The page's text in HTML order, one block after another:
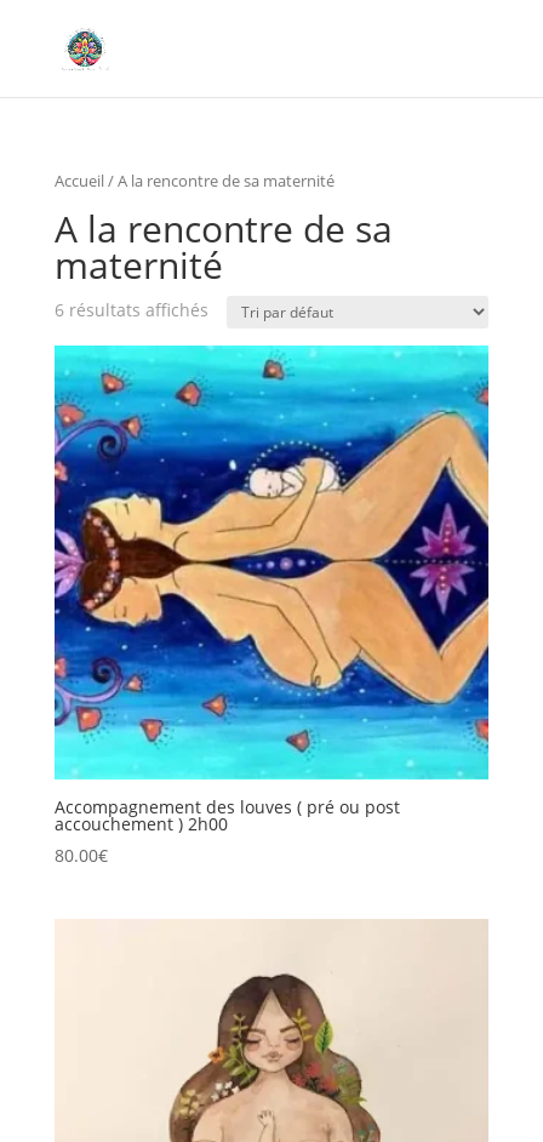
Accueil/ A la rencontre de sa maternité
A la rencontre de sa
maternité
6 résultats affichés
Accompagnement des louves ( pré ou post
accouchement ) 2h00
80.00€